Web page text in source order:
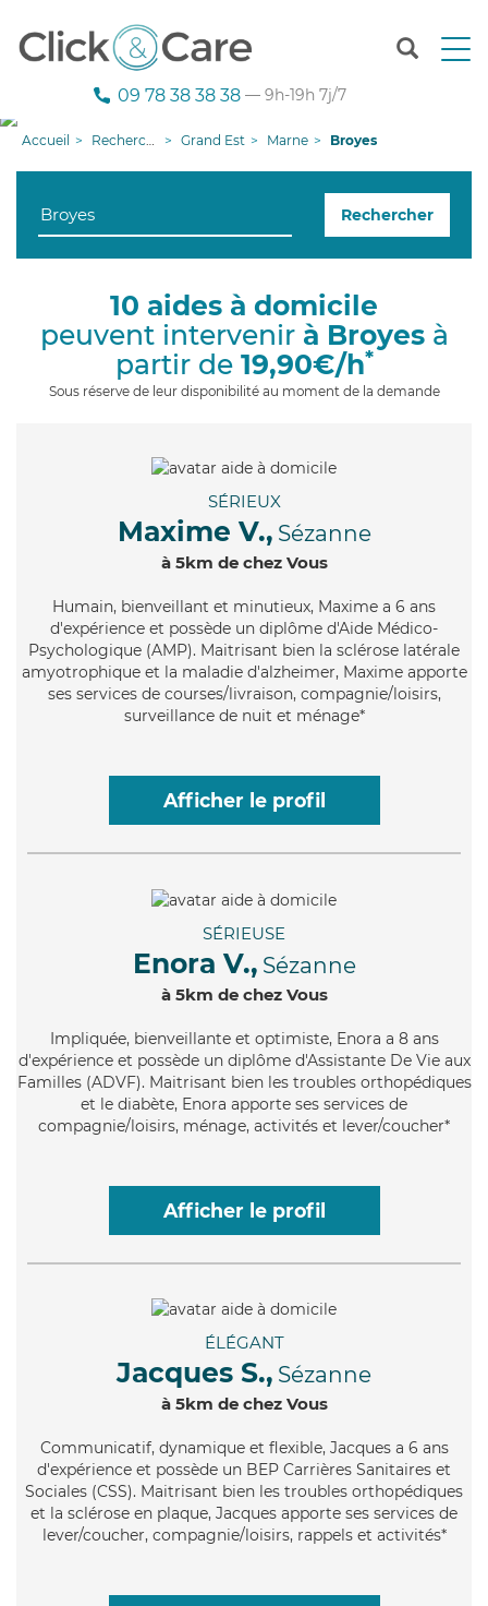
T
n
g
09 78 38 38 38 — 9h-19h 7j/7
Accueil Recherche aide à domicile Grand Est Marne Broyes
Rechercher
10 aides à domicile
peuvent intervenir à Broyesà
partir de 19,90€/h*
Sous réserve de leur disponibilité au moment de la demande
SÉRIEUX
Maxime V., Sézanne
à 5km de chez Vous
Humain, bienveillant et minutieux, Maxime a 6 ans
d'expérience et possède un diplôme d'Aide Médico-
Psychologique (AMP). Maitrisant bien la sclérose latérale
amyotrophique et la maladie d'alzheimer, Maxime apporte
ses services de courses/livraison, compagnie/loisirs,
surveillance de nuit et ménage*
Afficher le profil
SÉRIEUSE
Enora V., Sézanne
à 5km de chez Vous
Impliquée, bienveillante et optimiste, Enora a 8 ans
d'expérience et possède un diplôme d'Assistante De Vie aux
Familles (ADVF). Maitrisant bien les troubles orthopédiques
et le diabète, Enora apporte ses services de
compagnie/loisirs, ménage, activités et lever/coucher*
Afficher le profil
ÉLÉGANT
Jacques S., Sézanne
à 5km de chez Vous
Communicatif, dynamique et flexible, Jacques a 6 ans
d'expérience et possède un BEP Carrières Sanitaires et
Sociales (CSS). Maitrisant bien les troubles orthopédiques
et la sclérose en plaque, Jacques apporte ses services de
lever/coucher, compagnie/loisirs, rappels et activités*